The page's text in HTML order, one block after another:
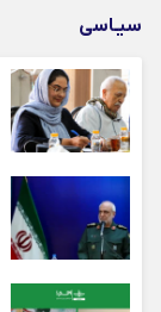
سیـاسی